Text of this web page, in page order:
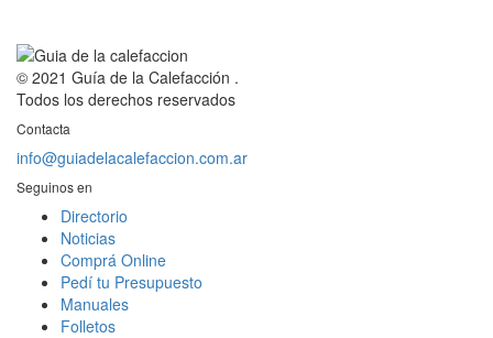
© 2021 Guía de la Calefacción .
Todos los derechos reservados
Contacta
info@guiadelacalefaccion.com.ar
Seguinos en
Directorio
Noticias
Comprá Online
Pedí tu Presupuesto
Manuales
Folletos